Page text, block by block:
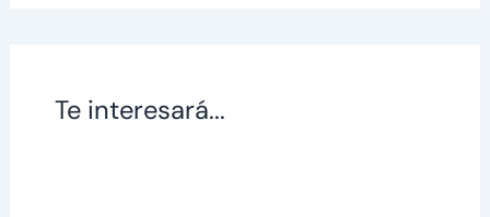
Te interesará...